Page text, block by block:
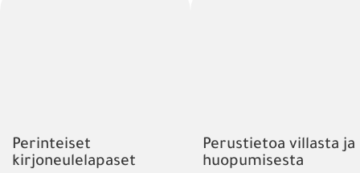
Perinteiset
kirjoneulelapaset
Perustietoa villasta ja
huopumisesta